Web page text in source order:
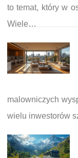
to temat, który w
Wiele…
malowniczych
wielu inwestorów